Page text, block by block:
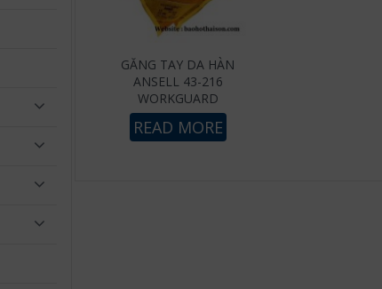
GĂNG TAY DA HÀN
ANSELL 43-216
WORKGUARD
READ MORE